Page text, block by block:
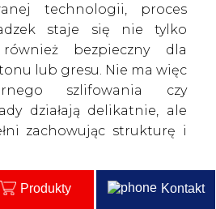
technologii, proces
staje się nie tylko
bezpieczny dla
lub gresu. Nie ma więc
szlifowania czy
działają delikatnie, ale
zachowując strukturę i
wybrać solidne
Produkty Kontakt